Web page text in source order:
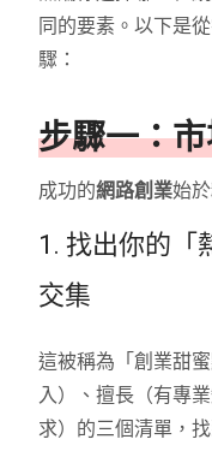
同的要素。以下是
驟：
步驟一：
成功的網路創業始
1. 找出你的「
交集
這被稱為「創業甜
入）、擅長（有專
求）的三個清單，